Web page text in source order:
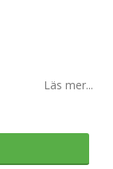
Läs mer...